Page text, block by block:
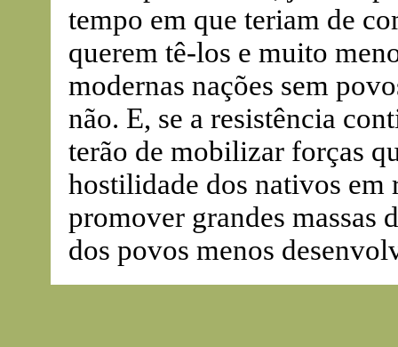
tempo em que teriam de
querem tê-los e muito
modernas nações sem
não. E, se a resistência
terão de mobilizar forças
hostilidade dos nativos em
promover grandes massas
dos povos menos